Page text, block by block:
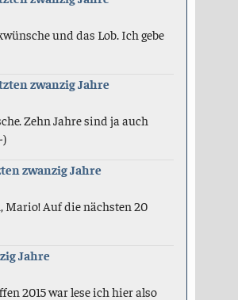
und das Lob. Ich gebe
zwanzig Jahre
Zehn Jahre sind ja auch
zwanzig Jahre
Mario! Auf die nächsten 20
Jahre
2015 war lese ich hier also